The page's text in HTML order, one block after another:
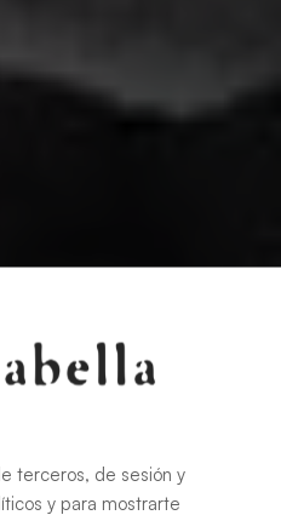
terceros, de sesión y
y para mostrarte